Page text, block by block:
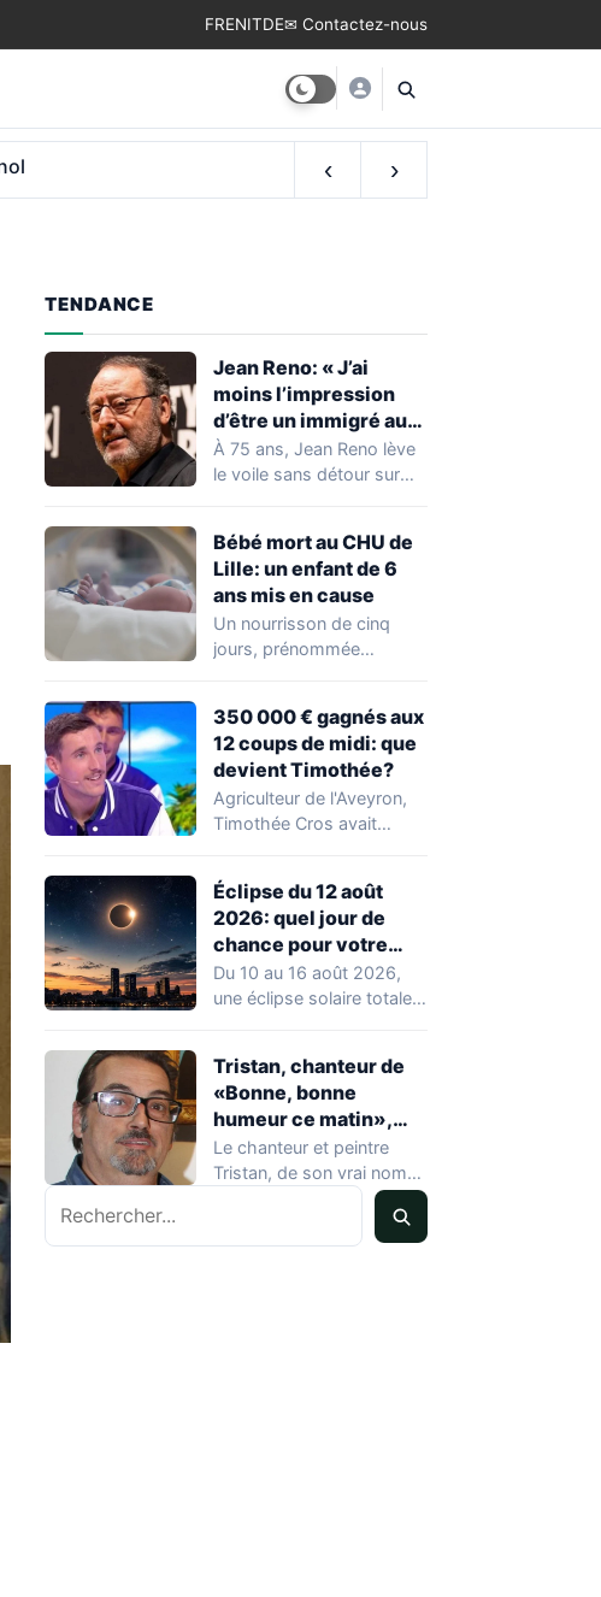
FRENITDE✉ Contactez-nous
‹ ›
TENDANCE
Jean Reno: « J’ai
moins l’impression
d’être un immigré aux
États-Unis qu’en
France »
À 75 ans, Jean Reno lève
le voile sans détour sur
Bébé mort au CHU de
Lille: un enfant de 6
ans mis en cause
Un nourrisson de cinq
jours, prénommée
350 000 € gagnés aux
12 coups de midi: que
devient Timothée?
Agriculteur de l'Aveyron,
Timothée Cros avait
coups de midi…
Éclipse du 12 août
2026: quel jour de
chance pour votre
signe?
Du 10 au 16 août 2026,
une éclipse solaire totale
Tristan, chanteur de
«Bonne, bonne
humeur ce matin»,
mort à 68 ans
Le chanteur et peintre
Tristan, de son vrai nom
Pascal Dequatremare, est